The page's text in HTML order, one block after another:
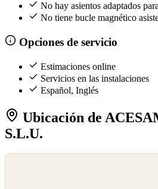
No hay asientos adaptados
No tiene bucle magnético
Opciones de servicio
Estimaciones online
Servicios en las instalaciones
Español, Inglés
Ubicación de
S.L.U.